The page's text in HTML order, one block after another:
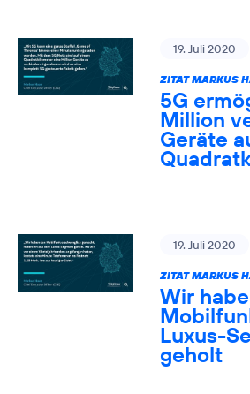
19. Juli 2020
ZITAT MARKUS
5G
Million
Geräte
19. Juli 2020
ZITAT MARKUS
Wir
Luxus-
geholt